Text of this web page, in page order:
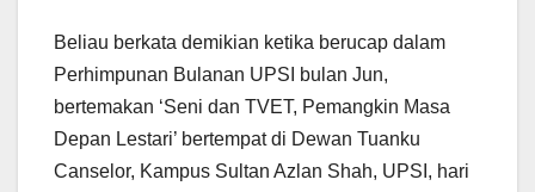
Beliau berkata demikian ketika berucap dalam
Perhimpunan Bulanan UPSI bulan Jun,
bertemakan ‘Seni dan TVET, Pemangkin Masa
Depan Lestari’ bertempat di Dewan Tuanku
Canselor, Kampus Sultan Azlan Shah, UPSI, hari